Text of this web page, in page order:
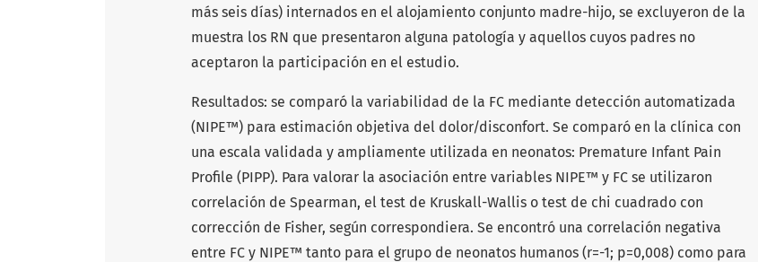
más seis días) internados en el alojamiento conjunto madre-hijo, se excluyeron de la
muestra los RN que presentaron alguna patología y aquellos cuyos padres no
aceptaron la participación en el estudio.
Resultados: se comparó la variabilidad de la FC mediante detección automatizada
(NIPE™) para estimación objetiva del dolor/disconfort. Se comparó en la clínica con
una escala validada y ampliamente utilizada en neonatos: Premature Infant Pain
Profile (PIPP). Para valorar la asociación entre variables NIPE™ y FC se utilizaron
correlación de Spearman, el test de Kruskall-Wallis o test de chi cuadrado con
corrección de Fisher, según correspondiera. Se encontró una correlación negativa
entre FC y NIPE™ tanto para el grupo de neonatos humanos (r=-1; p=0,008) como para